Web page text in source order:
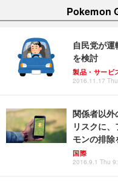
Pokemon
自民党が
を検討
製品・サービ
2016.11.17
関係者以外
リスクに
モンの排
国際
2016.9.1 Thu